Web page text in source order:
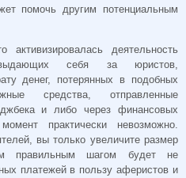
помочь другим потенциальным
деятельность
себя за юристов,
денег, потерянных в подобных
средства, отправленные
и либо через финансовых
практически невозможно.
вы только увеличите размер
правильным шагом будет не
платежей в пользу аферистов и